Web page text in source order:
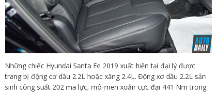
Những chiếc Hyundai Santa Fe 2019 xuất hiện tại đại lý được
trang bị động cơ dầu 2.2L hoặc xăng 2.4L. Động xơ dầu 2.2L sản
sinh công suất 202 mã lực, mô-men xoắn cực đại 441 Nm trong